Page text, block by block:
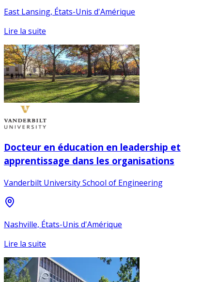
East Lansing, États-Unis d'Amérique
Lire la suite
Docteur en éducation en leadership et
apprentissage dans les organisations
Vanderbilt University School of Engineering
Nashville, États-Unis d'Amérique
Lire la suite